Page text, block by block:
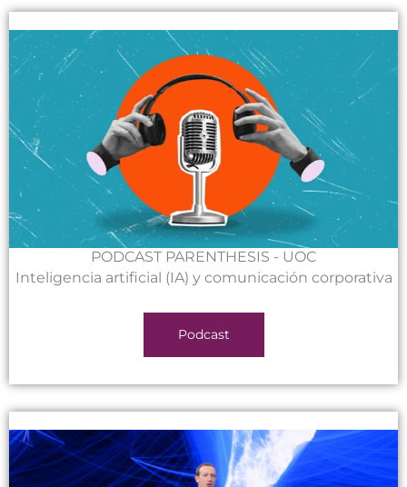
PODCAST PARENTHESIS - UOC
Inteligencia artificial (IA) y comunicación corporativa
Podcast